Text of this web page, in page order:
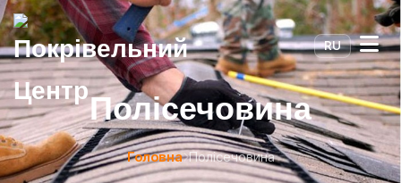
RU
Полісечовина
Головна Полісечовина